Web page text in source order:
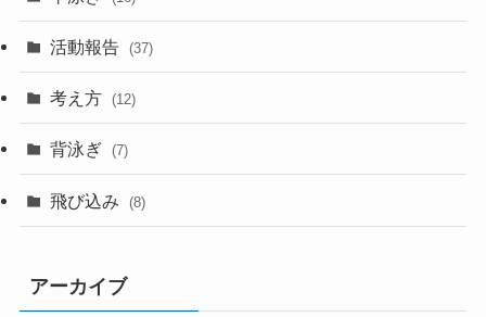
活動報告 (37)
考え方 (12)
背泳ぎ (7)
飛び込み (8)
アーカイブ